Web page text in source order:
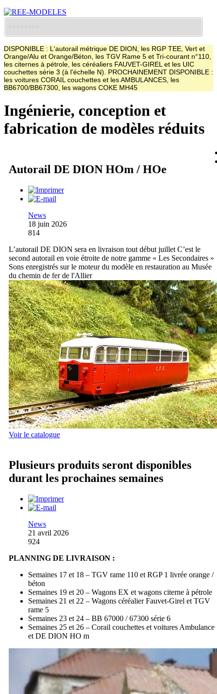
DISPONIBLE : L'autorail métrique DE DION, les RGP TEE, Vert et
Orange/Alu et Orange/Béton, les TGV Rame 5 et Tri-courant n°110,
les citernes à pétrole, les céréaliers FAUVET-GIREL et les UIC
couchettes série 3 (à l'échelle N). PROCHAINEMENT DISPONIBLE :
les voitures CORAIL couchettes et les AMBULANCES, les
BB6700/BB67300, les wagons COKE MH45
Ingénierie, conception et
fabrication de modèles réduits
Autorail DE DION HOm / HOe
News
18 juin 2026
814
L’autorail DE DION sera en livraison tout début juillet C’est le
second autorail en voie étroite de notre gamme « Les Secondaires »
Sons enregistrés sur le moteur du modèle en restauration au Musée
du chemin de fer de l'Allier
Voir le catalogue
Plusieurs produits seront disponibles
durant les prochaines semaines
News
21 avril 2026
924
PLANNING DE LIVRAISON :
Semaines 17 et 18 – TGV rame 110 et RGP 1 livrée orange /
béton
Semaines 19 et 20 – Wagons EX et wagons citerne à pétrole
Semaines 21 et 22 – Wagons céréalier Fauvet-Girel et TGV
rame 5
Semaines 23 et 24 – BB 67000 / 67300 série 6
Semaines 25 et 26 – Corail couchettes et voitures Ambulance
et DE DION HO m